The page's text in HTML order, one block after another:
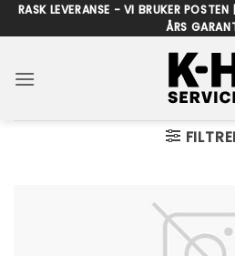
Skip
to
RASK LEVERANSE - VI BRUKER
ÅRS